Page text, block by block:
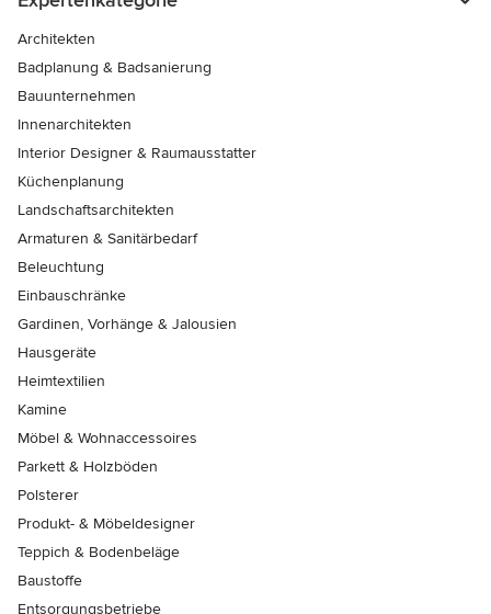
Architekten
Badplanung & Badsanierung
Bauunternehmen
Innenarchitekten
Interior Designer & Raumausstatter
Küchenplanung
Landschaftsarchitekten
Armaturen & Sanitärbedarf
Beleuchtung
Einbauschränke
Gardinen, Vorhänge & Jalousien
Hausgeräte
Heimtextilien
Kamine
Möbel & Wohnaccessoires
Parkett & Holzböden
Polsterer
Produkt- & Möbeldesigner
Teppich & Bodenbeläge
Baustoffe
Entsorgungsbetriebe